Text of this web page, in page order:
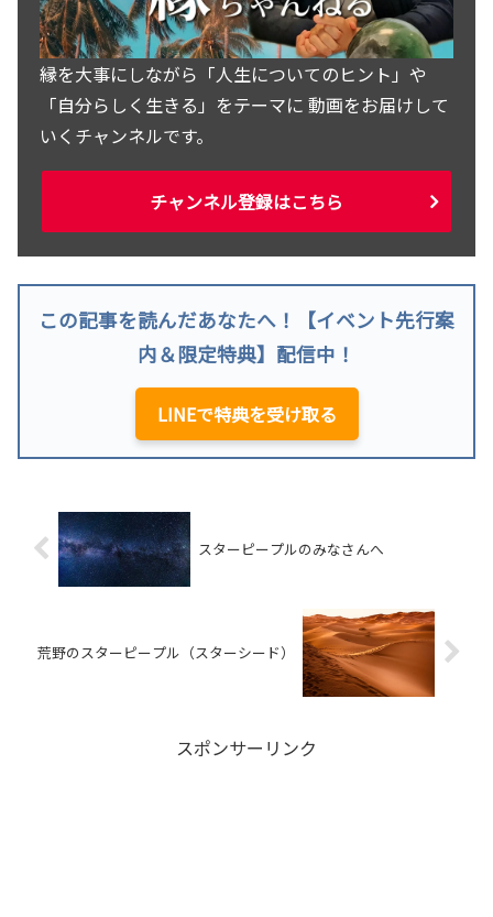
縁を大事にしながら「人生についてのヒント」や
「自分らしく生きる」をテーマに 動画をお届けして
いくチャンネルです。
チャンネル登録はこちら
この記事を読んだあなたへ！【イベント先行案
内＆限定特典】配信中！
LINEで特典を受け取る
スターピープルのみなさんへ
荒野のスターピープル（スターシード）
スポンサーリンク